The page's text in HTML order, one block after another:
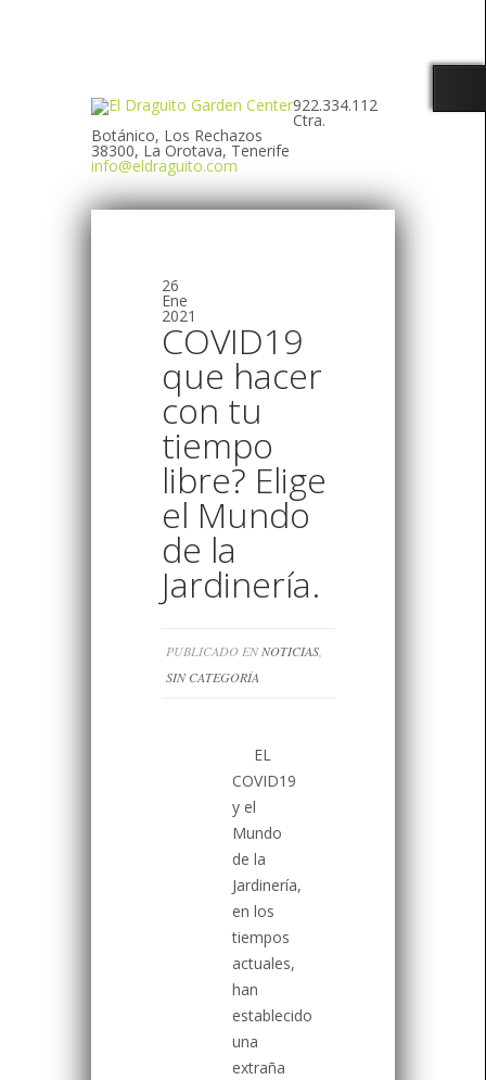
922.334.112
Ctra.
Botánico, Los Rechazos
38300, La Orotava, Tenerife
info@eldraguito.com
26
Ene
2021
COVID19
que hacer
con tu
tiempo
libre? Elige
el Mundo
de la
Jardinería.
PUBLICADO ENNOTICIAS
SIN CATEGORÍA
EL
COVID19
y el
Mundo
de la
Jardinería,
en los
tiempos
actuales,
han
establecido
una
extraña